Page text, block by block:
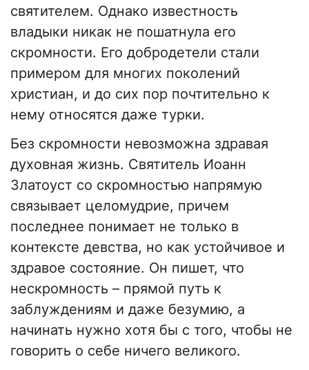
святителем. Однако известность
владыки никак не пошатнула его
скромности. Его добродетели стали
примером для многих поколений
христиан, и до сих пор почтительно к
нему относятся даже турки.
Без скромности невозможна здравая
духовная жизнь. Святитель Иоанн
Златоуст со скромностью напрямую
связывает целомудрие, причем
последнее понимает не только в
контексте девства, но как устойчивое и
здравое состояние. Он пишет, что
нескромность – прямой путь к
заблуждениям и даже безумию, а
начинать нужно хотя бы с того, чтобы не
говорить о себе ничего великого.